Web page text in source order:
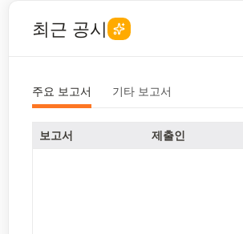
최근 공시
주요 보고서 기타 보고서
보고서 제출인